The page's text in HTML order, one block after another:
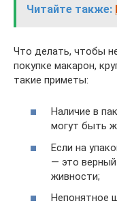
Читайте также:
Что делать, чтобы
покупке макарон,
такие приметы:
Наличие в
могут быть
Если на
— это верный
живности;
Непонятное